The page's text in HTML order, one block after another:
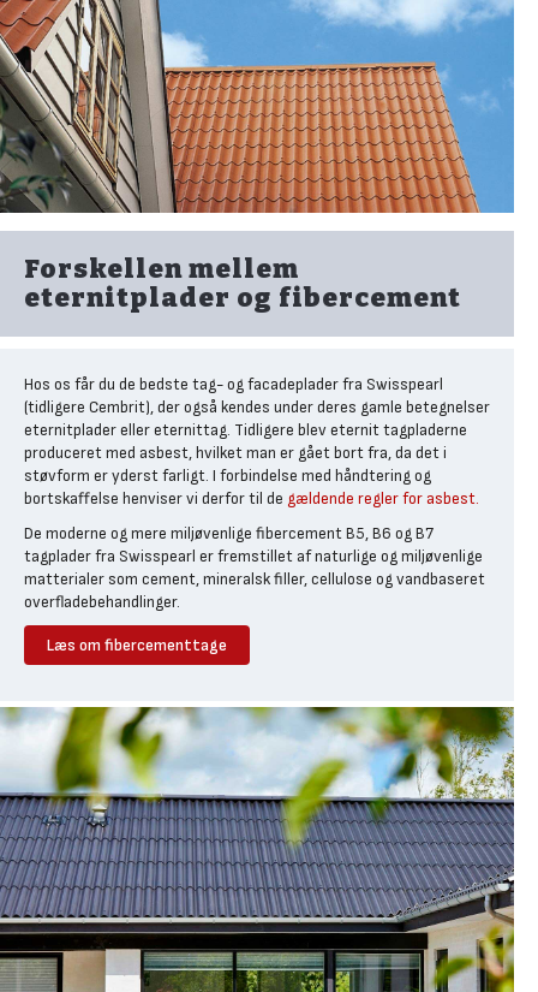
Forskellen mellem
eternitplader og fibercement
Hos os får du de bedste tag- og facadeplader fra Swisspearl
(tidligere Cembrit), der også kendes under deres gamle betegnelser
eternitplader eller eternittag. Tidligere blev eternit tagpladerne
produceret med asbest, hvilket man er gået bort fra, da det i
støvform er yderst farligt. I forbindelse med håndtering og
bortskaffelse henviser vi derfor til de gældende regler for asbest.
De moderne og mere miljøvenlige fibercement B5, B6 og B7
tagplader fra Swisspearl er fremstillet af naturlige og miljøvenlige
matterialer som cement, mineralsk filler, cellulose og vandbaseret
overfladebehandlinger.
Eternitplader med 15 års
Tagpladerne er næsten vedligeholdelsesfrie og bevarer den stærke
og flotte overflade i årtier. Hvis montagevejledningen følges, er der
15 års garanti påSwisspearl
bølgeplader / eternitplader - dette er
også grunden til at de er så populære.
Eternitpladerne fås i flere forskellige typer, farver og størrelser.
Kontakt din lokale Bygma, hvis du søger bestemte plader der ikke
findes på Bygma.dk.
Et overblik over eternit
tagplader
Læs om fibercementtage